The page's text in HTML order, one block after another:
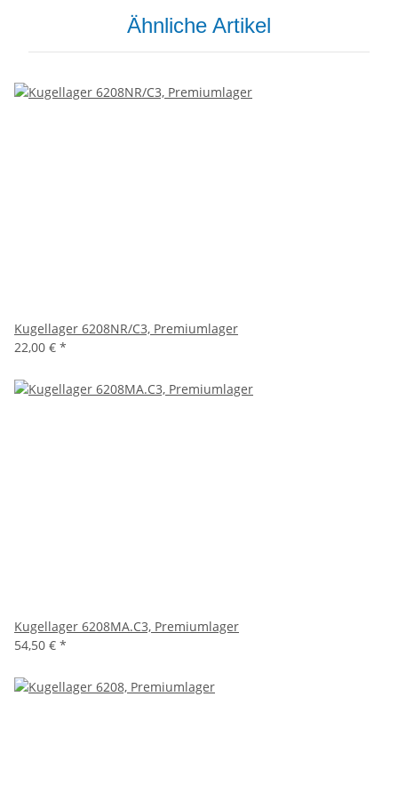
Ähnliche Artikel
Kugellager 6208NR/C3, Premiumlager
22,00 € *
Kugellager 6208MA.C3, Premiumlager
54,50 € *